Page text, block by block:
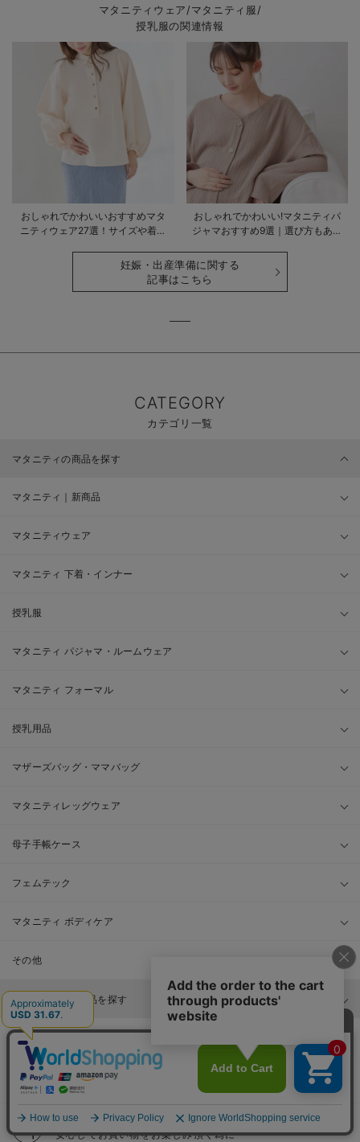
マタニティウェア/マタニティ服/
授乳服の関連情報
おしゃれでかわいいおすすめマタ
ニティウェア27選！サイズや着る
おしゃれでかわいい!マタニティパ
ジャマおすすめ9選｜選び方もあわ
妊娠・出産準備に関する
記事はこちら
CATEGORY
カテゴリ一覧
マタニティの商品を探す
マタニティ｜新商品
マタニティウェア
マタニティ 下着・インナー
授乳服
マタニティ パジャマ・ルームウェア
マタニティ フォーマル
授乳用品
マザーズバッグ・ママバッグ
マタニティレッグウェア
母子手帳ケース
フェムテック
マタニティ ボディケア
その他
ママ&ベビーの商品を探す
INFORMATION
ご利用ガイド
安心してお買い物をお楽しみ頂く為に